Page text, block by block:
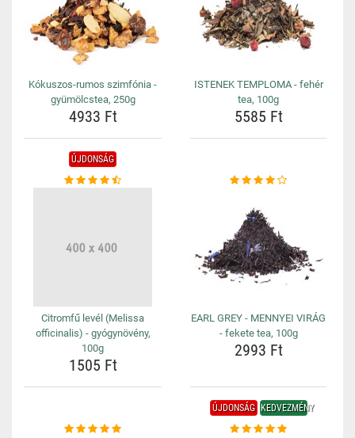
Kókuszos-rumos szimfónia -
gyümölcstea, 250g
4933 Ft
ISTENEK TEMPLOMA - fehér
tea, 100g
5585 Ft
ÚJDONSÁG
Citromfű levél (Melissa
officinalis) - gyógynövény,
100g
1505 Ft
EARL GREY - MENNYEI VIRÁG
- fekete tea, 100g
2993 Ft
ÚJDONSÁG KEDVEZMÉNY